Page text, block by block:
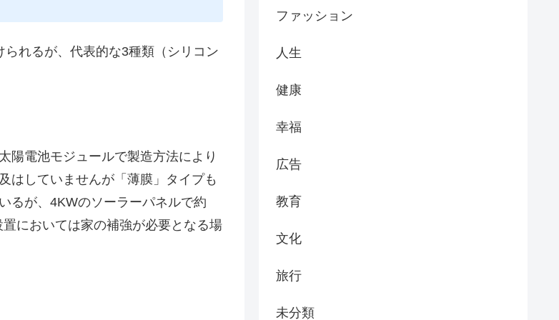
れるが、代表的な3種類（シリコン
陽電池モジュールで製造方法により
はしていませんが「薄膜」タイプも
るが、4KWのソーラーパネルで約
においては家の補強が必要となる場
ファッション
人生
健康
幸福
広告
教育
文化
旅行
未分類